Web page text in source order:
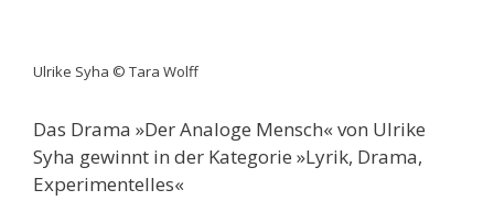
Ulrike Syha © Tara Wolff
Das Drama »Der Analoge Mensch« von Ulrike
Syha gewinnt in der Kategorie »Lyrik, Drama,
Experimentelles«